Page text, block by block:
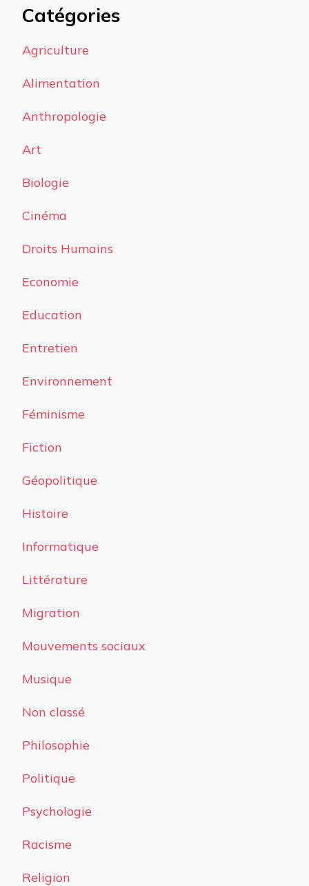
Catégories
Agriculture
Alimentation
Anthropologie
Art
Biologie
Cinéma
Droits Humains
Economie
Education
Entretien
Environnement
Féminisme
Fiction
Géopolitique
Histoire
Informatique
Littérature
Migration
Mouvements sociaux
Musique
Non classé
Philosophie
Politique
Psychologie
Racisme
Religion